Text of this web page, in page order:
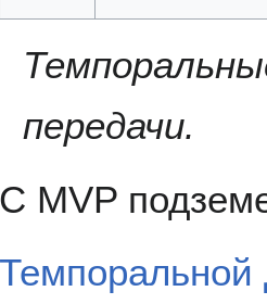
передачи.
С MVP